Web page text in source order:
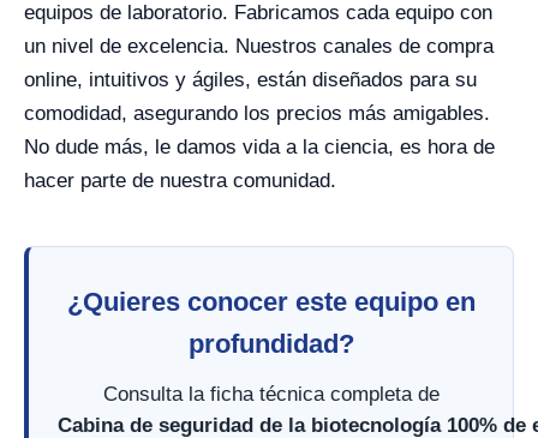
equipos de laboratorio. Fabricamos cada equipo con
un nivel de excelencia. Nuestros canales de compra
online, intuitivos y ágiles, están diseñados para su
comodidad, asegurando los precios más amigables.
No dude más, le damos vida a la ciencia, es hora de
hacer parte de nuestra comunidad.
¿Quieres conocer este equipo en
profundidad?
Consulta la ficha técnica completa de
Cabina de seguridad de la biotecnología 100% de